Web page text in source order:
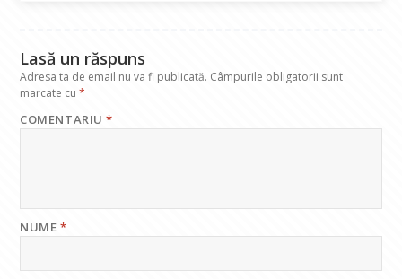
Lasă un răspuns
Adresa ta de email nu va fi publicată. Câmpurile obligatorii sunt
marcate cu*
COMENTARIU*
NUME*